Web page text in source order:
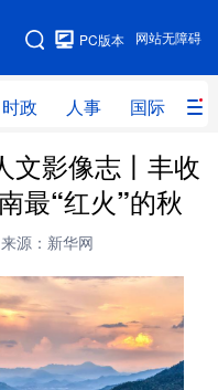
网站无障碍
PC版本
时政 人事 国际 财
时政 人事
网评 港澳
量子
健康 军事
文影像志丨丰收
最“红火”的秋
来源：新华网